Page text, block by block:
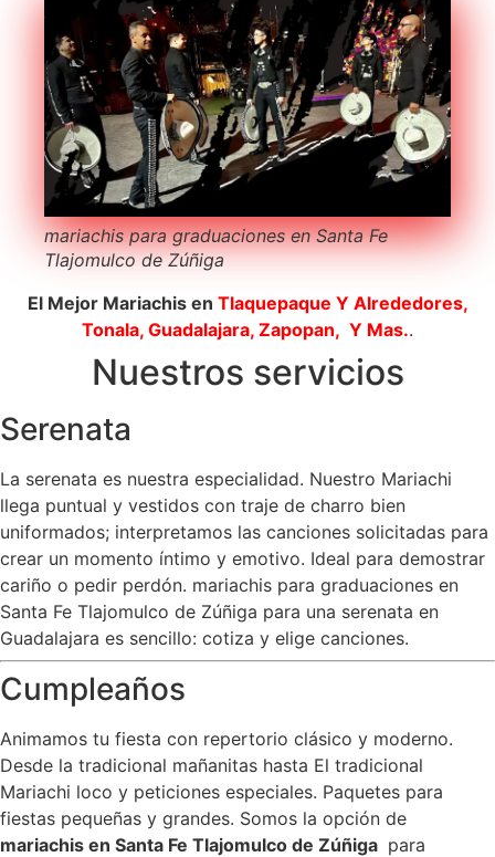
mariachis para graduaciones en Santa Fe
Tlajomulco de Zúñiga
El Mejor Mariachis en Tlaquepaque Y Alrededores,
Tonala, Guadalajara, Zapopan, Y Mas..
Nuestros servicios
Serenata
La serenata es nuestra especialidad. Nuestro Mariachi
llega puntual y vestidos con traje de charro bien
uniformados; interpretamos las canciones solicitadas para
crear un momento íntimo y emotivo. Ideal para demostrar
cariño o pedir perdón. mariachis para graduaciones en
Santa Fe Tlajomulco de Zúñiga para una serenata en
Guadalajara es sencillo: cotiza y elige canciones.
Cumpleaños
Animamos tu fiesta con repertorio clásico y moderno.
Desde la tradicional mañanitas hasta El tradicional
Mariachi loco y peticiones especiales. Paquetes para
fiestas pequeñas y grandes. Somos la opción de
mariachis en Santa Fe Tlajomulco de Zúñiga para